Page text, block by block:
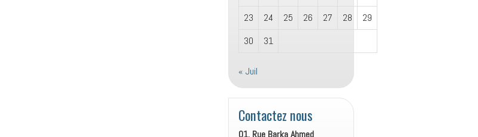
23
24 25 26 27 28
29
30
31
« Juil
Contactez nous
01, Rue Barka Ahmed